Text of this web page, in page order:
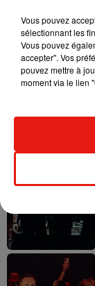
Vous pouvez
sélectionnant les
Vous pouvez
accepter". Vos
pouvez mettre à
moment via le lien